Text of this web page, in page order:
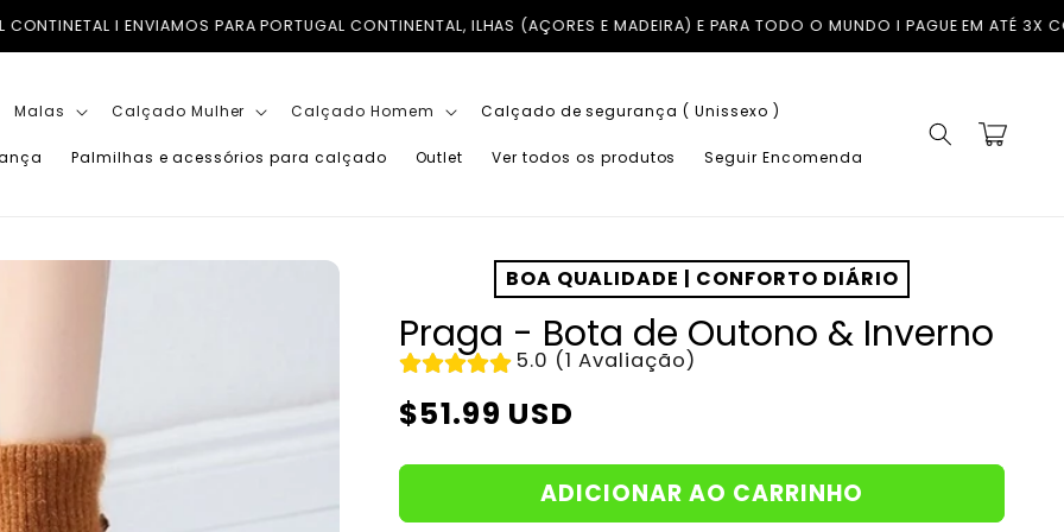
CONTINENTAL, ILHAS (AÇORES E MADEIRA) E PARA TODO O MUNDO I PAGUE EM ATÉ 3X COM A KLARNA SEM JUROS TROCAS
Malas Calçado Mulher Calçado Homem Calçado de segurança ( Unissexo )
Palmilhas e acessórios para calçado Outlet Ver todos os produtos Seguir Encomenda
Carrinho
BOA QUALIDADE | CONFORTO DIÁRIO
Praga - Bota de Outono & Inverno
5.0 (1 Avaliação)
Preço
$51.99 USD
ADICIONAR AO CARRINHO